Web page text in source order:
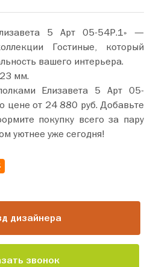
5 Арт 05-54Р.1» —
Гостиные, который
вашего интерьера.
мм.
Елизавета 5 Арт 05-
от 24 880 руб. Добавьте
покупку всего за пару
уютнее уже сегодня!
дизайнера
звонок